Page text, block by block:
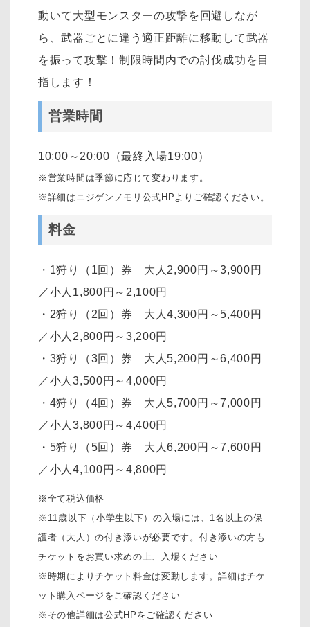
動いて大型モンスターの攻撃を回避しなが
ら、武器ごとに違う適正距離に移動して武器
を振って攻撃！制限時間内での討伐成功を目
指します！
営業時間
10:00～20:00（最終入場19:00）
※営業時間は季節に応じて変わります。
※詳細はニジゲンノモリ公式HPよりご確認ください。
料金
・1狩り（1回）券 大人2,900円～3,900円
／小人1,800円～2,100円
・2狩り（2回）券 大人4,300円～5,400円
／小人2,800円～3,200円
・3狩り（3回）券 大人5,200円～6,400円
／小人3,500円～4,000円
・4狩り（4回）券 大人5,700円～7,000円
／小人3,800円～4,400円
・5狩り（5回）券 大人6,200円～7,600円
／小人4,100円～4,800円
※全て税込価格
※11歳以下（小学生以下）の入場には、1名以上の保
護者（大人）の付き添いが必要です。付き添いの方も
チケットをお買い求めの上、入場ください
※時期によりチケット料金は変動します。詳細はチケ
ット購入ページをご確認ください
※その他詳細は公式HPをご確認ください